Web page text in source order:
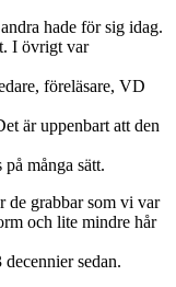
hade för sig idag.
I övrigt var
föreläsare, VD
är uppenbart att den
många sätt.
de grabbar som vi var
och lite mindre hår
sedan.